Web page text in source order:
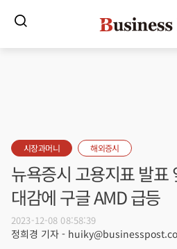
시장과머니 해외증시
뉴욕증시 고용지표 발표
대감에 구글 AMD 급등
2023-12-08 08:58:39
정희경 기자 -